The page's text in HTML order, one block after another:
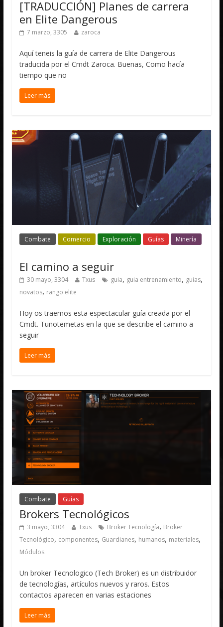
[TRADUCCIÓN] Planes de carrera
en Elite Dangerous
7 marzo, 3305 zaroca
Aquí teneis la guía de carrera de Elite Dangerous
traducida por el Cmdt Zaroca. Buenas, Como hacía
tiempo que no
Leer más
Combate Comercio Exploración Guías Minería
El camino a seguir
30 mayo, 3304 Txus guia, guia entrenamiento, guias,
novatos, rango elite
Hoy os traemos esta espectacular guía creada por el
Cmdt. Tunotemetas en la que se describe el camino a
seguir
Leer más
Combate Guías
Brokers Tecnológicos
3 mayo, 3304 Txus Broker Tecnología, Broker
Tecnológico, componentes, Guardianes, humanos, materiales,
Módulos
Un broker Tecnologico (Tech Broker) es un distribuidor
de tecnologías, artículos nuevos y raros. Estos
contactos aparecen en varias estaciones
Leer más